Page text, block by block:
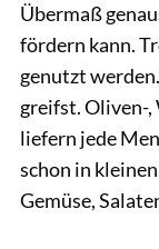
Übermaß
fördern kann.
genutzt
greifst. Oliven-,
liefern jede
schon in
Gemüse,